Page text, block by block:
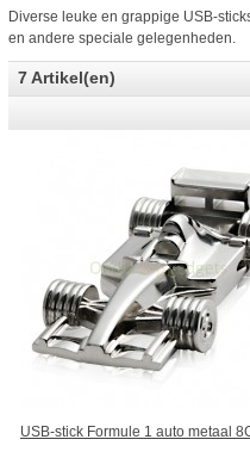
Diverse leuke en grappige USB-
en andere speciale gelegenheden.
7 Artikel(en)
USB-stick Formule 1 auto metaal